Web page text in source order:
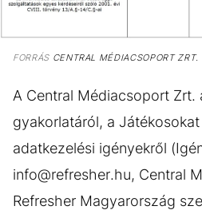
FORRÁSCENTRAL MÉDIACSOPORT ZRT.
A Central Médiacsoport Zrt.
gyakorlatáról, a
adatkezelési igényekről
info@refresher.hu, Central
Refresher Magyarország